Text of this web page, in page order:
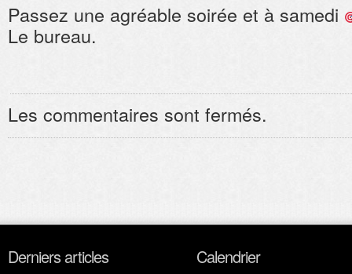
Passez une agréable soirée et à samedi
Le bureau.
Les commentaires sont fermés.
Derniers articles Calendrier